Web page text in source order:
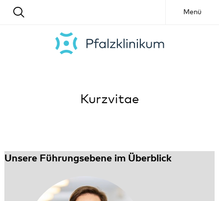
Menü
Kurzvitae
Unsere Führungsebene im Überblick